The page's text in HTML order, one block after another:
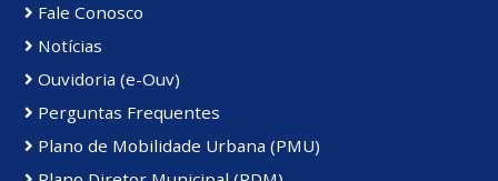
Fale Conosco
Notícias
Ouvidoria (e-Ouv)
Perguntas Frequentes
Plano de Mobilidade Urbana (PMU)